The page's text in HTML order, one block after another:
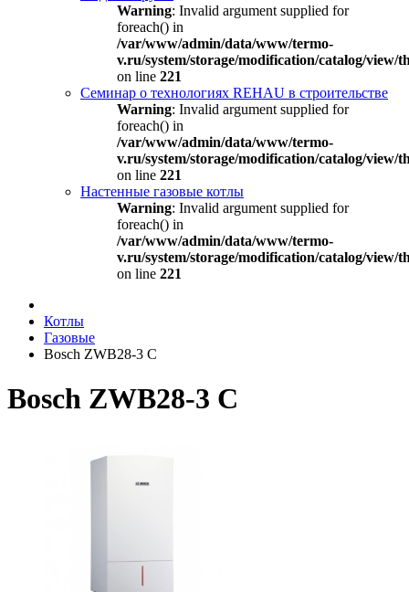
Warning: Invalid argument supplied for
foreach() in
/var/www/admin/data/www/termo-
v.ru/system/storage/modification/catalog/view/
on line 221
Семинар о технологиях REHAU в строительстве
Warning: Invalid argument supplied for
foreach() in
/var/www/admin/data/www/termo-
v.ru/system/storage/modification/catalog/view/
on line 221
Настенные газовые котлы
Warning: Invalid argument supplied for
foreach() in
/var/www/admin/data/www/termo-
v.ru/system/storage/modification/catalog/view/
on line 221
Котлы
Газовые
Bosch ZWB28-3 C
Bosch ZWB28-3 C